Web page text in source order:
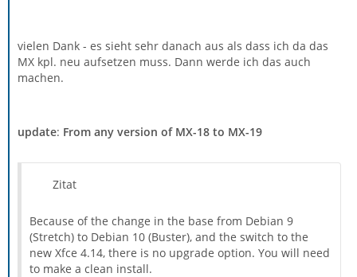
vielen Dank - es sieht sehr danach aus als dass ich da das
MX kpl. neu aufsetzen muss. Dann werde ich das auch
machen.
update: From any version of MX-18 to MX-19
Zitat
Because of the change in the base from Debian 9
(Stretch) to Debian 10 (Buster), and the switch to the
new Xfce 4.14, there is no upgrade option. You will need
to make a clean install.